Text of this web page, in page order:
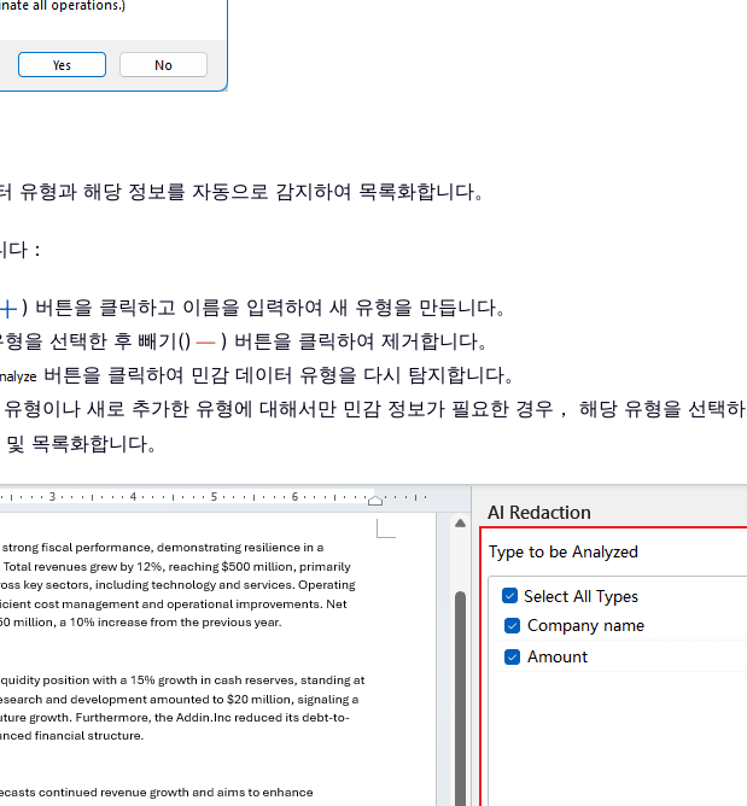
유형과 해당 정보를 자동으로 감지하여 목록화합니다。
：
) 버튼을 클릭하고 이름을 입력하여 새 유형을 만듭니다。
형을 선택한 후 빼기()
) 버튼을 클릭하여 제거합니다。
버튼을 클릭하여 민감 데이터 유형을 다시 탐지합니다。
유형이나 새로 추가한 유형에 대해서만 민감 정보가 필요한 경우， 해당 유형을 선택
목록화합니다。